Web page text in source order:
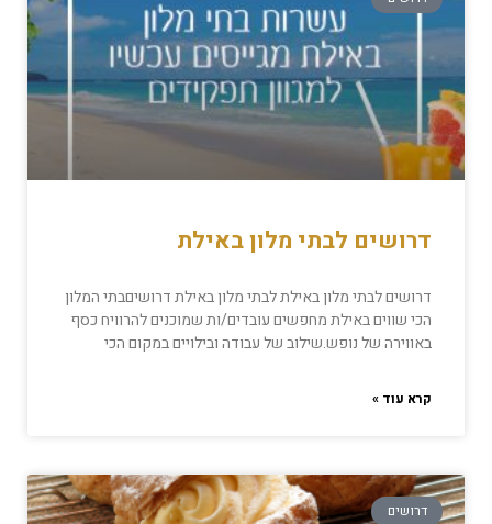
דרושים לבתי מלון באילת
דרושים לבתי מלון באילת לבתי מלון באילת דרושיםבתי המלון
הכי שווים באילת מחפשים עובדים/ות שמוכנים להרוויח כסף
באווירה של נופש.שילוב של עבודה ובילויים במקום הכי
קרא עוד »
דרושים